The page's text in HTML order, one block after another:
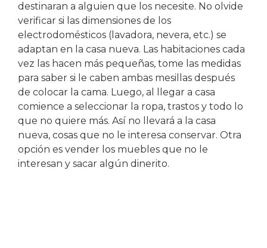
destinaran a alguien que los necesite. No olvide
verificar si las dimensiones de los
electrodomésticos (lavadora, nevera, etc.) se
adaptan en la casa nueva. Las habitaciones cada
vez las hacen más pequeñas, tome las medidas
para saber si le caben ambas mesillas después
de colocar la cama. Luego, al llegar a casa
comience a seleccionar la ropa, trastos y todo lo
que no quiere más. Así no llevará a la casa
nueva, cosas que no le interesa conservar. Otra
opción es vender los muebles que no le
interesan y sacar algún dinerito.